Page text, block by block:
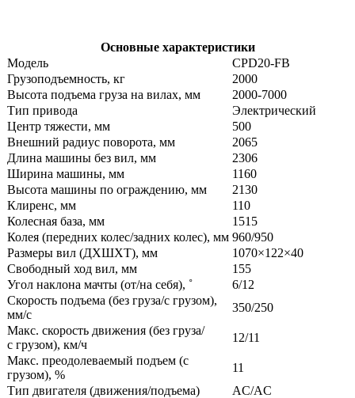
Основные характеристики
Модель
CPD20-FB
Грузоподъемность, кг
2000
Высота подъема груза на вилах, мм
2000-7000
Тип привода
Электрический
Центр тяжести, мм
500
Внешний радиус поворота, мм
2065
Длина машины без вил, мм
2306
Ширина машины, мм
1160
Высота машины по ограждению, мм
2130
Клиренс, мм
110
Колесная база, мм
1515
Колея (передних колес/задних колес), мм 960/950
Размеры вил (ДXШXТ), мм
1070×122×40
Свободный ход вил, мм
155
Угол наклона мачты (от/на себя), ˚
6/12
Скорость подъема (без груза/с грузом),
мм/с
350/250
Макс. скорость движения (без груза/
с грузом), км/ч
12/11
Макс. преодолеваемый подъем (с
грузом), %
11
Тип двигателя (движения/подъема)
AC/AC